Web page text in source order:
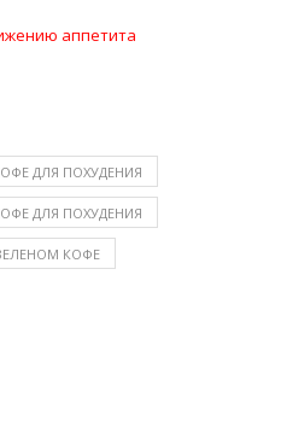
аппетита
ДЛЯ ПОХУДЕНИЯ
ДЛЯ ПОХУДЕНИЯ
КОФЕ